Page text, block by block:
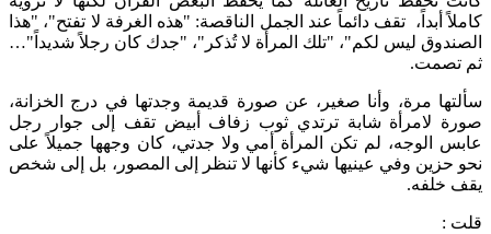
كاملاً أبداً، تقف دائماً عند الجمل الناقصة: "هذه الغرفة لا تفتح"، "هذا
الصندوق ليس لكم"، "تلك المرأة لا تُذكر"، "جدك كان رجلاً شديداً"…
ثم تصمت.
سألتها مرة، وأنا صغير، عن صورة قديمة وجدتها في درج الخزانة،
صورة لامرأة شابة ترتدي ثوب زفاف أبيض تقف إلى جوار رجل
عابس الوجه، لم تكن المرأة أمي ولا جدتي، كان وجهها جميلاً على
نحو حزين وفي عينيها شيء كأنها لا تنظر إلى المصور، بل إلى شخص
يقف خلفه.
قلت :